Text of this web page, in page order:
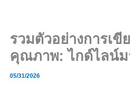
รวมตัวอย่างการเขี
คุณภาพ: ไกด์ไลน์ม
05/31/2026